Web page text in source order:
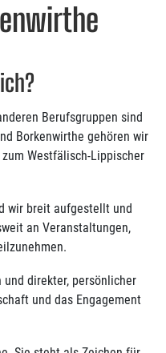
Berufsgruppen sind
Borkenwirthe gehören wir
Westfälisch-Lippischer
wir breit aufgestellt und
an Veranstaltungen,
direkter, persönlicher
und das Engagement